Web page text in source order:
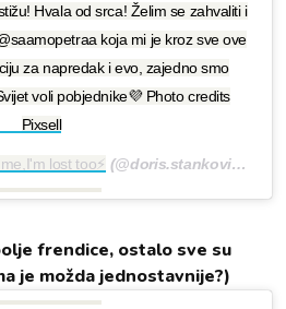
Hvala od srca! Želim se zahvaliti i
koja mi je kroz sve ove
za napredak i evo, zajedno smo
voli pobjednike💜 Photo credits
Pixsell
lost too⚡ (@doris.stankovic)
frendice, ostalo sve su
je možda jednostavnije?)